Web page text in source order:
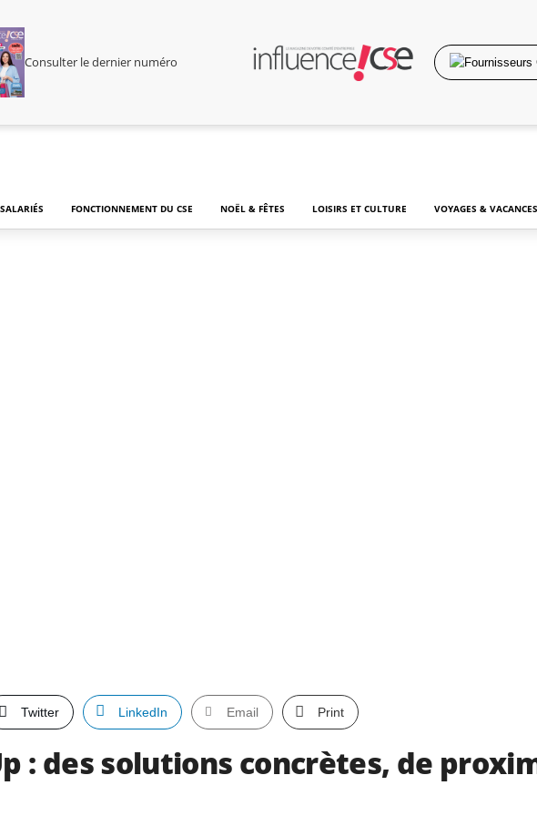
Consulter le dernier numéro
FONCTIONNEMENT DU CSE NOËL & FÊTES LOISIRS ET CULTURE VOYAGES & VACANCES
Twitter LinkedIn Email Print
: des solutions concrètes, de